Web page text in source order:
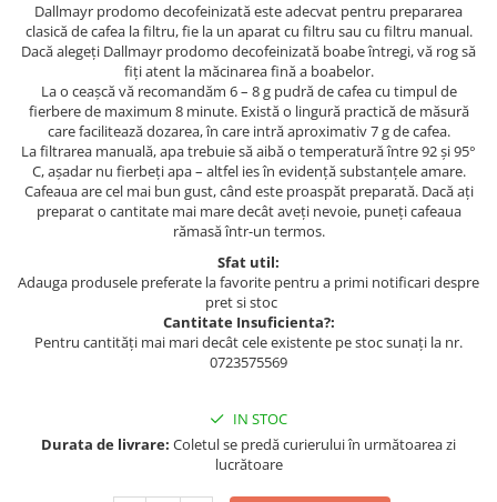
Dallmayr prodomo decofeinizată este adecvat pentru prepararea
clasică de cafea la filtru, fie la un aparat cu filtru sau cu filtru manual.
Dacă alegeţi Dallmayr prodomo decofeinizată boabe întregi, vă rog să
fiţi atent la măcinarea fină a boabelor.
La o ceaşcă vă recomandăm 6 – 8 g pudră de cafea cu timpul de
fierbere de maximum 8 minute. Există o lingură practică de măsură
care facilitează dozarea, în care intră aproximativ 7 g de cafea.
La filtrarea manuală, apa trebuie să aibă o temperatură între 92 şi 95°
C, aşadar nu fierbeţi apa – altfel ies în evidenţă substanţele amare.
Cafeaua are cel mai bun gust, când este proaspăt preparată. Dacă aţi
preparat o cantitate mai mare decât aveţi nevoie, puneţi cafeaua
rămasă într-un termos.
Sfat util:
Adauga produsele preferate la favorite pentru a primi notificari despre
pret si stoc
Cantitate Insuficienta?:
Pentru cantități mai mari decât cele existente pe stoc sunați la nr.
0723575569
IN STOC
Durata de livrare: Coletul se predă curierului în următoarea zi
lucrătoare